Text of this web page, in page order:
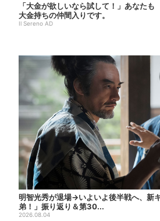
「大金が欲しいなら試して！」あなたも
大金持ちの仲間入りです。
Il Sereno AD
明智光秀が退場→いよいよ後半戦へ、新
弟！」振り返り＆第30...
2026.08.04